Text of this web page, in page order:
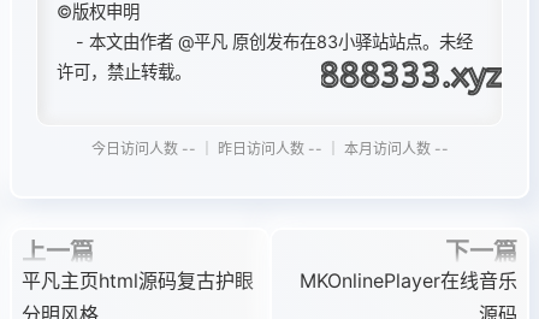
(function (window, document) {
if (top != self) {
var get = function (id) {
return element.addEventListener(event,
}
var auto = true;
©版权申明
- 本文由作者 @平凡 原创发布在83小驿站站点。未经
许可，禁止转载。
今日访问人数 -- ｜ 昨日访问人数 -- ｜ 本月访问人数 --
上一篇
平凡主页html源码复古护眼
分明风格
下一篇
MKOnlinePlayer在线音乐
源码